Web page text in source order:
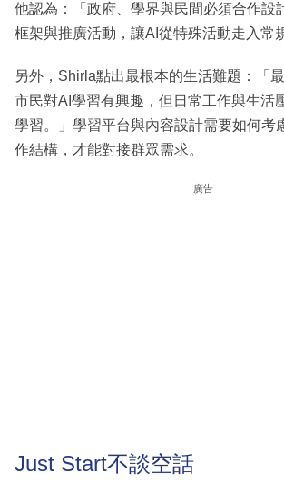
他認為：「政府、學界與民間必須合作設
框架與推廣活動，讓AI從特殊活動走入常
另外，Shirla點出最根本的生活難題：「
市民對AI學習有興趣，但日常工作與生活
學習。」學習平台與內容設計需要如何考
作結構，才能對接群眾需求。
廣告
Just Start不談空話